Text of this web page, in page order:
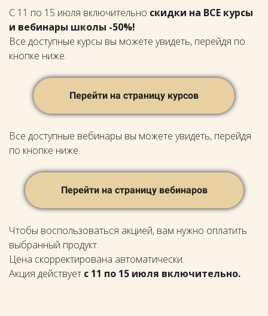
С 11 по 15 июля включительно скидки на ВСЕ курсы
и вебинары школы -50%!
Все доступные курсы вы можете увидеть, перейдя по
кнопке ниже.
Перейти на страницу курсов
Все доступные вебинары вы можете увидеть, перейдя
по кнопке ниже.
Перейти на страницу вебинаров
Чтобы воспользоваться акцией, вам нужно оплатить
выбранный продукт.
Цена скорректирована автоматически.
Акция действует с 11 по 15 июля включительно.